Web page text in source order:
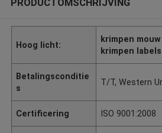
Hoog licht:
krimpen
krimpen
Betalingsconditie
s
T/T, Western
Certificering ISO 9001:2008